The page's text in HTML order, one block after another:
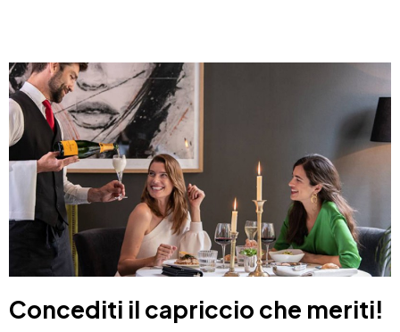
Concediti il capriccio che meriti!